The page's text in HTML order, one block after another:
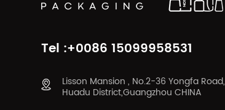
Tel :+0086 15099958531
Lisson Mansion , No.2-36 Yongfa Road,
Huadu District,Guangzhou CHINA